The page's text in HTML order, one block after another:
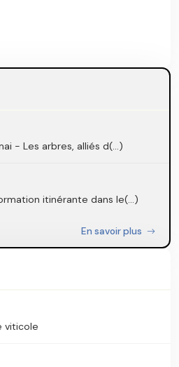
- Les arbres, alliés d(...)
itinérante dans le(...)
En savoir plus
viticole